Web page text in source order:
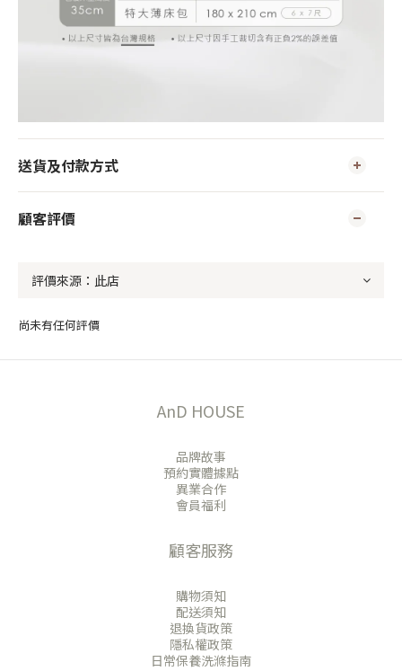
送貨及付款方式
顧客評價
尚未有任何評價
AnD HOUSE
品牌故事
預約實體據點
異業合作
會員福利
顧客服務
購物須知
配送須知
退換貨政策
隱私權政策
日常保養洗滌指南